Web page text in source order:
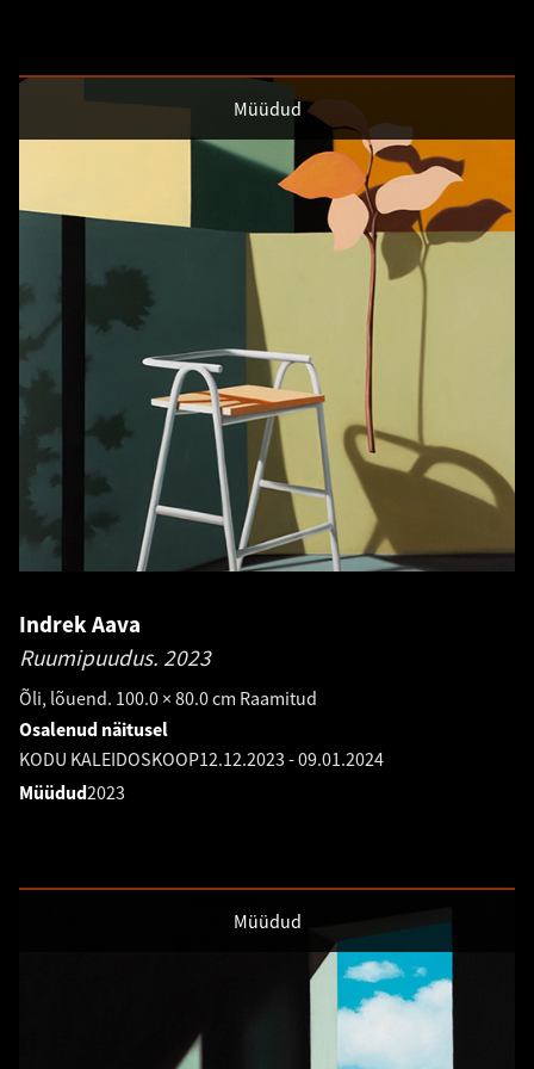
Müüdud
Indrek Aava
Ruumipuudus. 2023
Õli, lõuend. 100.0 × 80.0 cm Raamitud
Osalenud näitusel
KODU KALEIDOSKOOP12.12.2023 -09.01.2024
Müüdud2023
Müüdud